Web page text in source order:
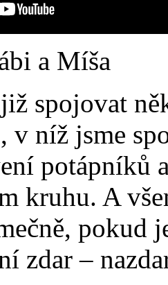
a Míša
spojovat
v níž jsme
potápníků
kruhu. A
pokud
zdar –